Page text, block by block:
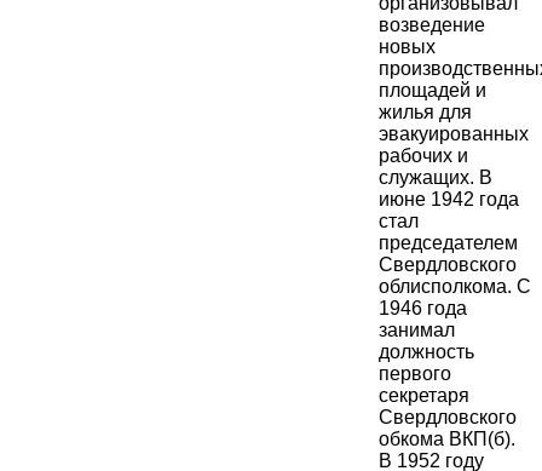
возведение
новых
площадей и
жилья для
эвакуированных
рабочих и
служащих. В
июне 1942 года
стал
председателем
Свердловского
облисполкома. С
1946 года
занимал
должность
первого
секретаря
Свердловского
обкома ВКП(б).
В 1952 году